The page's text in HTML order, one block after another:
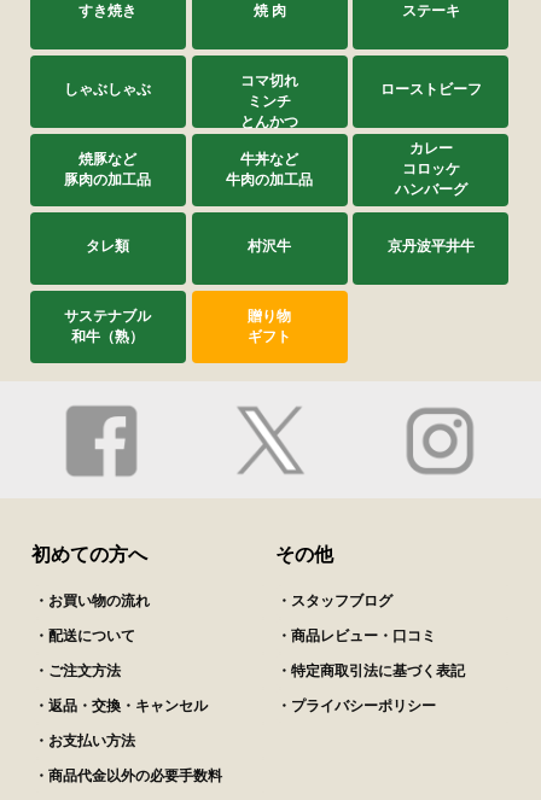
すき焼き 焼 肉 ステーキ
しゃぶしゃぶ
コマ切れ
ミンチ
とんかつ
ローストビーフ
焼豚など
豚肉の加工品
牛丼など
牛肉の加工品
カレー
コロッケ
ハンバーグ
タレ類 村沢牛 京丹波平井牛
サステナブル
和牛（熟）
贈り物
ギフト
初めての方へ
・お買い物の流れ
・配送について
・ご注文方法
・返品・交換・キャンセル
・お支払い方法
・商品代金以外の必要手数料
その他
・スタッフブログ
・商品レビュー・口コミ
・特定商取引法に基づく表記
・プライバシーポリシー